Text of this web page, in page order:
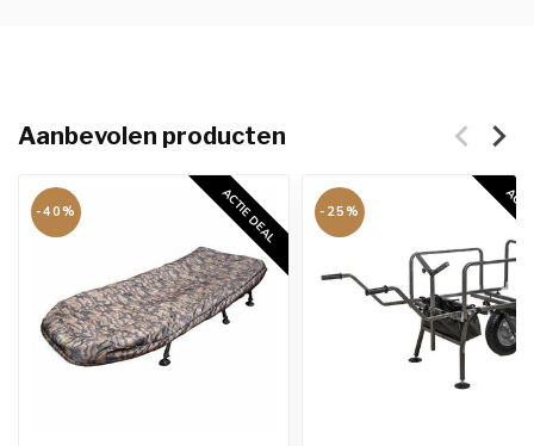
Aanbevolen producten
ACTIE DEAL
-40% -25%